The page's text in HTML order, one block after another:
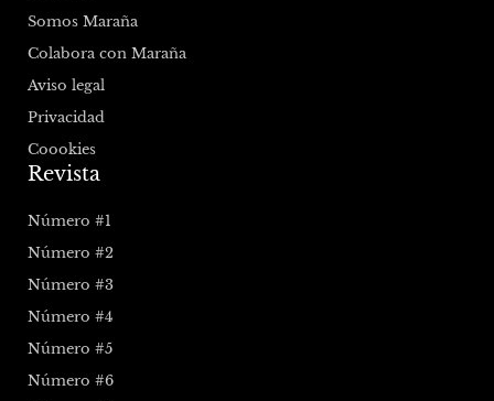
Somos Maraña
Colabora con Maraña
Aviso legal
Privacidad
Coookies
Revista
Número #1
Número #2
Número #3
Número #4
Número #5
Número #6